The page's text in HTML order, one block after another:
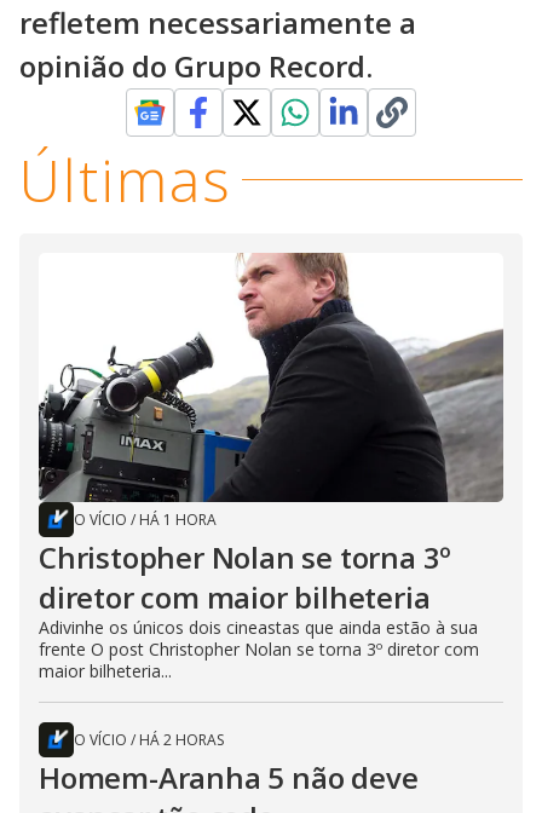
refletem necessariamente a
opinião do Grupo Record.
Últimas
O VÍCIO / HÁ 1 HORA
Christopher Nolan se torna 3º
diretor com maior bilheteria
Adivinhe os únicos dois cineastas que ainda estão à sua
frente O post Christopher Nolan se torna 3º diretor com
maior bilheteria...
O VÍCIO / HÁ 2 HORAS
Homem-Aranha 5 não deve